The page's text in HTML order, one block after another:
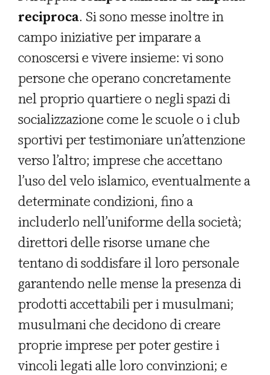
reciproca. Si sono messe inoltre in
campo iniziative per imparare a
conoscersi e vivere insieme: vi sono
persone che operano concretamente
nel proprio quartiere o negli spazi di
socializzazione come le scuole o i club
sportivi per testimoniare un’attenzione
verso l’altro; imprese che accettano
l’uso del velo islamico, eventualmente a
determinate condizioni, fino a
includerlo nell’uniforme della società;
direttori delle risorse umane che
tentano di soddisfare il loro personale
garantendo nelle mense la presenza di
prodotti accettabili per i musulmani;
musulmani che decidono di creare
proprie imprese per poter gestire i
vincoli legati alle loro convinzioni; e